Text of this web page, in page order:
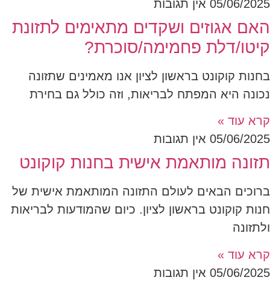
05/06/2025 אין תגובות
האם אגוזים ושקדים מתאימים לתזונת
קיטו/דלת פחמימה/סוכרת?
בחנות קוקונט בראשון לציון אנו מאמינים שתזונה
נכונה היא המפתח לבריאות, וזה כולל גם בחירת
קרא עוד »
05/06/2025 אין תגובות
תזונה מותאמת אישית בחנות קוקונט
ברוכים הבאים לעולם התזונה המותאמת אישית של
חנות קוקונט בראשון לציון. כיום שהמודעות לבריאות
ולתזונה
קרא עוד »
05/06/2025 אין תגובות